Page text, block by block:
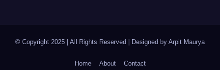
© Copyright 2025 | All Rights Reserved | Designed by Arpit Maurya
Home About Contact